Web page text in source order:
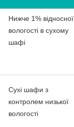
Нижче 1% відносної
вологості в сухому
шафі
Сухі шафи з
контролем низької
вологості